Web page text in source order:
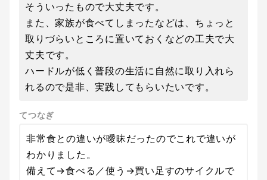
そういったもので大丈夫です。
また、家族が食べてしまったなどは、ちょっと
取りづらいところに置いておくなどの工夫で大
丈夫です。
ハードルが低く普段の生活に自然に取り入れら
れるので是非、実践してもらいたいです。
てつなぎ
非常食との違いが曖昧だったのでこれで違いが
わかりました。
備えて→食べる／使う→買い足すのサイクルで